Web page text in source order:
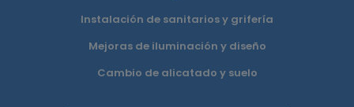
Instalación de sanitarios y grifería
Mejoras de iluminación y diseño
Cambio de alicatado y suelo